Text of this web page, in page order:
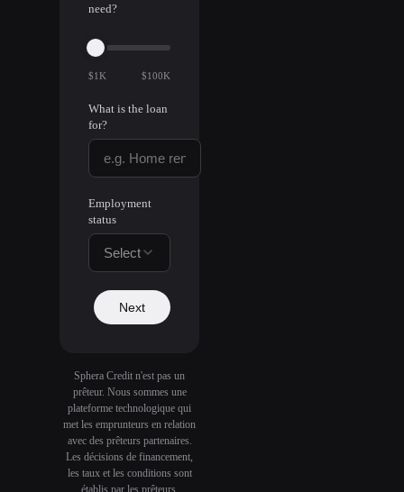
need?
$1K $100K
What is the loan
for?
Employment
status
Select
Next
Sphera Credit n'est pas un
prêteur. Nous sommes une
plateforme technologique qui
met les emprunteurs en relation
avec des prêteurs partenaires.
Les décisions de financement,
les taux et les conditions sont
établis par les prêteurs.